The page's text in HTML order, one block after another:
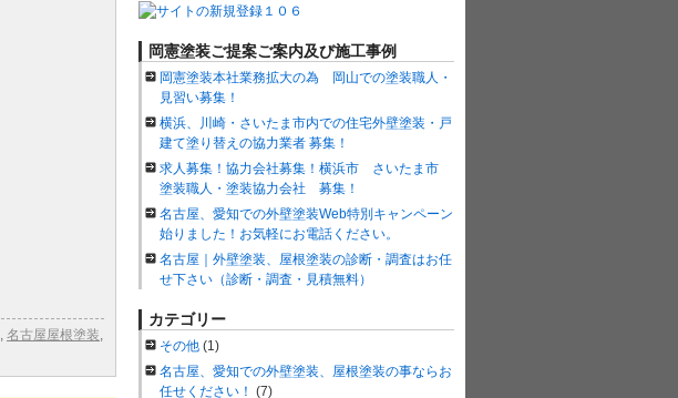
, 名古屋屋根塗装,
岡憲塗装ご提案ご案内及び施工事例
岡憲塗装本社業務拡大の為 岡山での塗装職人・
見習い募集！
横浜、川崎・さいたま市内での住宅外壁塗装・戸
建て塗り替えの協力業者 募集！
求人募集！協力会社募集！横浜市 さいたま市
塗装職人・塗装協力会社 募集！
名古屋、愛知での外壁塗装Web特別キャンペーン
始りました！お気軽にお電話ください。
名古屋｜外壁塗装、屋根塗装の診断・調査はお任
せ下さい（診断・調査・見積無料）
カテゴリー
その他 (1)
名古屋、愛知での外壁塗装、屋根塗装の事ならお
任せください！ (7)